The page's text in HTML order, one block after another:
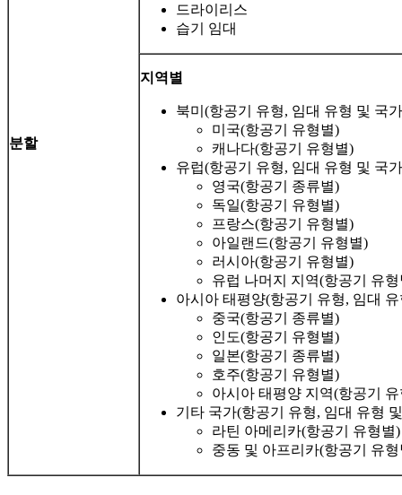
분할
드라이리스
습기 임대
지역별
북미(항공기 유형, 임대 유형 및 국
미국(항공기 유형별)
캐나다(항공기 유형별)
유럽(항공기 유형, 임대 유형 및 국
영국(항공기 종류별)
독일(항공기 유형별)
프랑스(항공기 유형별)
아일랜드(항공기 유형별)
러시아(항공기 유형별)
유럽 ​​나머지 지역(항공기 유형
아시아 태평양(항공기 유형, 임대
중국(항공기 종류별)
인도(항공기 유형별)
일본(항공기 종류별)
호주(항공기 유형별)
아시아 태평양 지역(항공기
기타 국가(항공기 유형, 임대 유형
라틴 아메리카(항공기 유형별)
중동 및 아프리카(항공기 유형